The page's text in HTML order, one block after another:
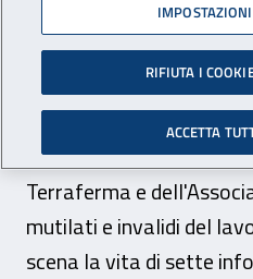
Evento -
teatrale “Vite”
27 marzo 2022. La
della Direzione
Terraferma e
mutilati e invalidi del
scena la vita di sette
RIFIUTA I
ACCETTA